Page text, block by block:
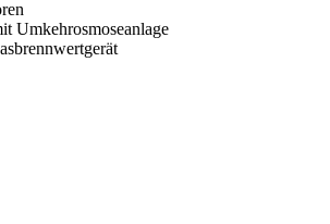
Umkehrosmoseanlage